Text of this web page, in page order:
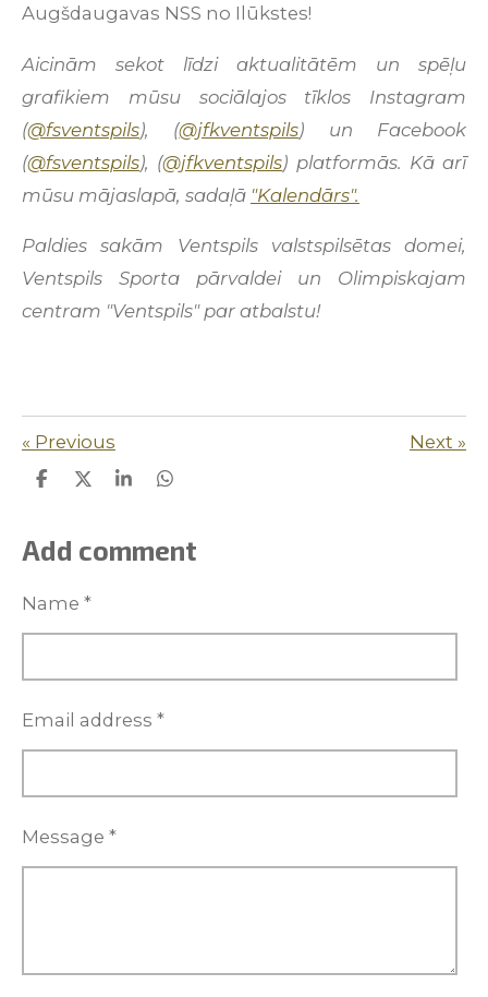
Augšdaugavas NSS no Ilūkstes!
Aicinām sekot līdzi aktualitātēm un spēļu
grafikiem mūsu sociālajos tīklos Instagram
(@fsventspils), (@jfkventspils) un Facebook
(@fsventspils), (@jfkventspils) platformās. Kā arī
mūsu mājaslapā, sadaļā "Kalendārs".
Paldies sakām Ventspils valstspilsētas domei,
Ventspils Sporta pārvaldei un Olimpiskajam
centram "Ventspils" par atbalstu!
« Previous Next »
S
r
e
S
r
e
S
r
e
S
r
e
Add comment
Name *
Email address *
Message *